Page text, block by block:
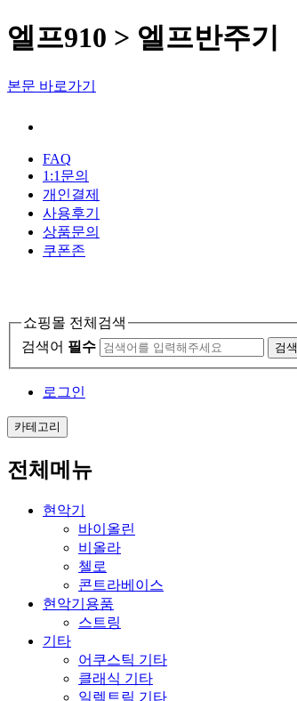
엘프910 > 엘프반주기
본문 바로가기
FAQ
1:1문의
개인결제
사용후기
상품문의
쿠폰존
쇼핑몰 전체검색
검색어 필수 검색
로그인
카테고리
전체메뉴
현악기
바이올린
비올라
첼로
콘트라베이스
현악기용품
스트링
기타
어쿠스틱 기타
클래식 기타
일렉트릭 기타